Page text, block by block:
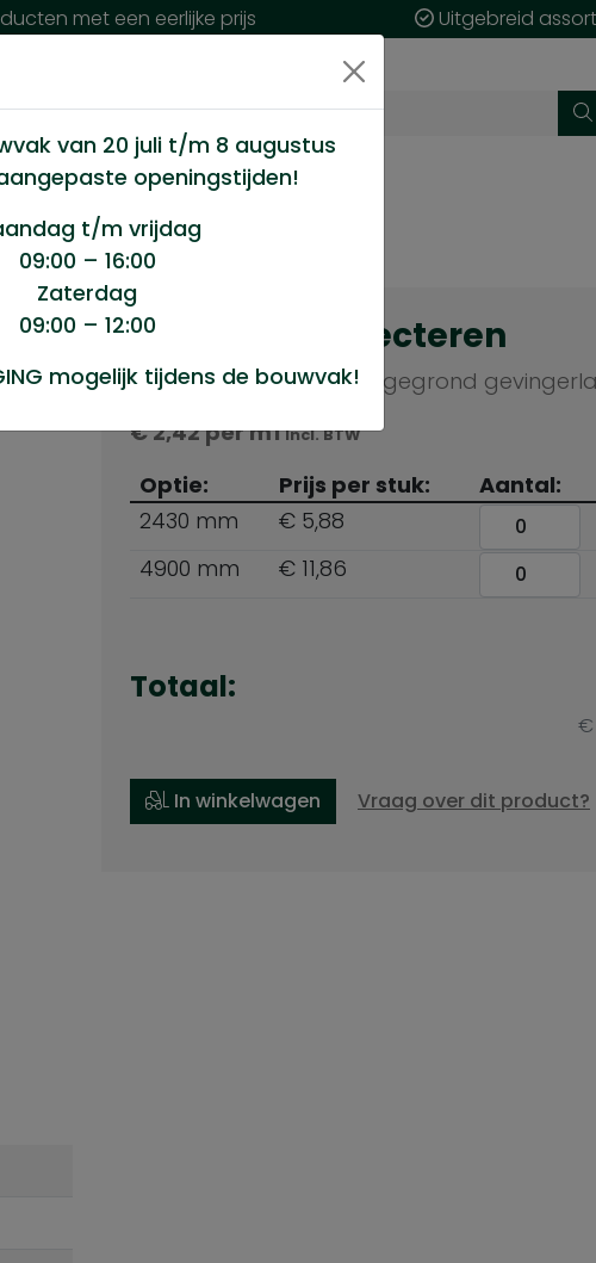
met een eerlijke prijs Uitgebreid
Nieuws
Producten selecteren
Beleg grenen 12x45mm gegrond
€2,42per m1Incl. BTW
Optie: Prijs per stuk: Aantal:
2430 mm
€ 5,88
4900 mm
€ 11,86
Totaal:
€
In winkelwagen Vraag over dit product?
van 20 juli t/m 8 augustus
openingstijden!
t/m vrijdag
09:00 – 16:00
Zaterdag
09:00 – 12:00
mogelijk tijdens de bouwvak!